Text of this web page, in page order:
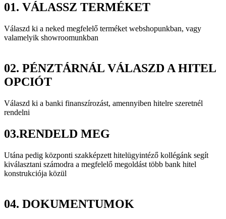
01. VÁLASSZ TERMÉKET
Válaszd ki a neked megfelelő terméket webshopunkban, vagy
valamelyik showroomunkban
02. PÉNZTÁRNÁL VÁLASZD A HITEL
OPCIÓT
Válaszd ki a banki finanszírozást, amennyiben hitelre szeretnél
rendelni
03.RENDELD MEG
Utána pedig központi szakképzett hitelügyintéző kollégánk segít
kiválasztani számodra a megfelelő megoldást több bank hitel
konstrukciója közül
04. DOKUMENTUMOK